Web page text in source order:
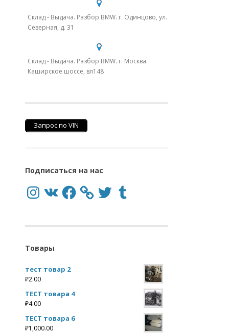
Склад - Выдача. Разбор BMW. г. Одинцово, ул.
Северная, д. 31
Склад - Выдача. Разбор BMW. г. Москва.
Каширское шоссе, вл148
Запрос по VIN
Подписаться на нас
Instagram
VK Facebook Twitter Tumblr
Товары
тест товар 2
₽2.00
ТЕСТ товара 4
₽4.00
ТЕСТ товара 6
₽1,000.00